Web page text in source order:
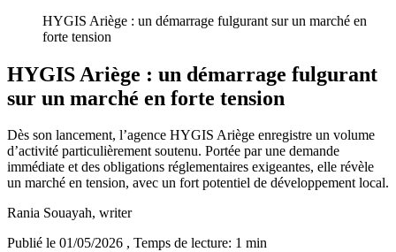
HYGIS Ariège : un démarrage fulgurant sur un marché en
forte tension
HYGIS Ariège : un démarrage fulgurant
sur un marché en forte tension
Dès son lancement, l’agence HYGIS Ariège enregistre un volume
d’activité particulièrement soutenu. Portée par une demande
immédiate et des obligations réglementaires exigeantes, elle révèle
un marché en tension, avec un fort potentiel de développement local.
Rania Souayah, writer
Publié le 01/05/2026 , Temps de lecture: 1 min